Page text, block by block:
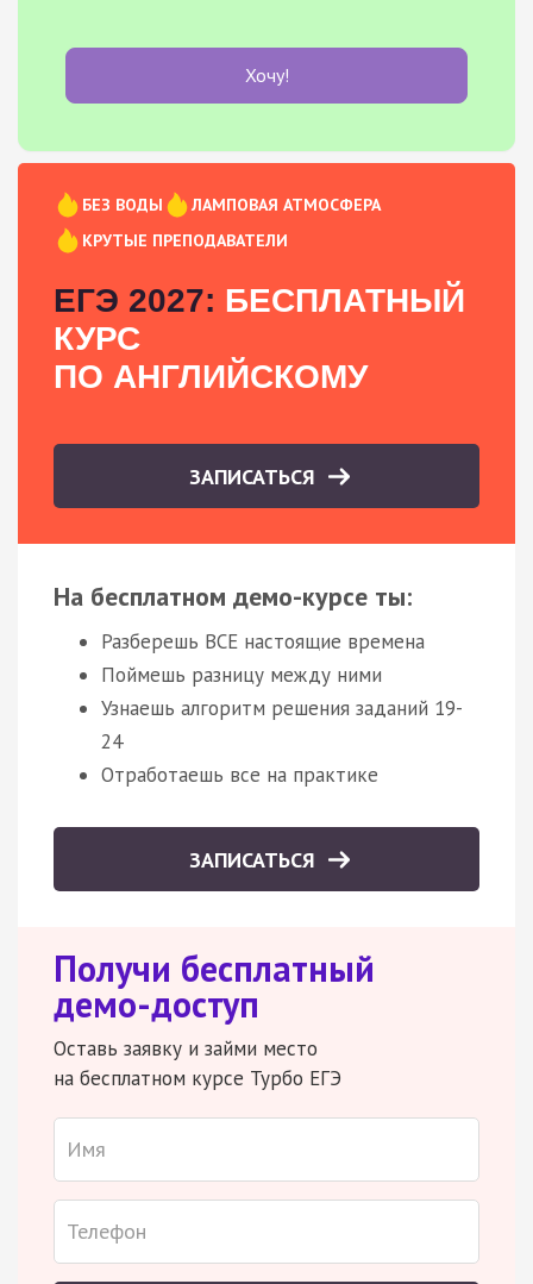
Хочу!
БЕЗ ВОДЫ
ЛАМПОВАЯ АТМОСФЕРА
КРУТЫЕ ПРЕПОДАВАТЕЛИ
ЕГЭ 2027: БЕСПЛАТНЫЙ
КУРС
ПО АНГЛИЙСКОМУ
ЗАПИСАТЬСЯ
На бесплатном демо-курсе ты:
Разберешь ВСЕ настоящие времена
Поймешь разницу между ними
Узнаешь алгоритм решения заданий 19-
24
Отработаешь все на практике
ЗАПИСАТЬСЯ
Получи бесплатный
демо-доступ
Оставь заявку и займи место
на бесплатном курсе Турбо ЕГЭ